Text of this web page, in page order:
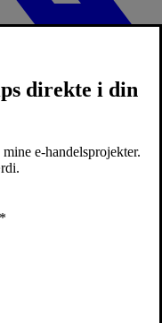
direkte i din
e-handelsprojekter.
*